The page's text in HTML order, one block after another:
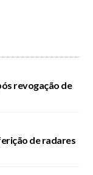
revogação de
de radares